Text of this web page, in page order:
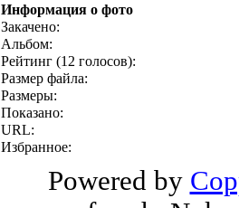
Информация о фото
Закачено:
Альбом:
Рейтинг (12 голосов):
Размер файла:
Размеры:
Показано:
URL:
Избранное:
Powered by